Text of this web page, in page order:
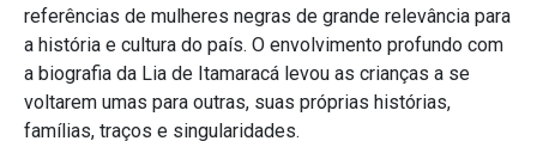
referências de mulheres negras de grande relevância para
a história e cultura do país. O envolvimento profundo com
a biografia da Lia de Itamaracá levou as crianças a se
voltarem umas para outras, suas próprias histórias,
famílias, traços e singularidades.